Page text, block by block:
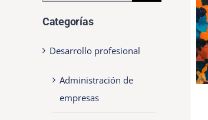
Categorías
Desarrollo profesional
Administración de
empresas